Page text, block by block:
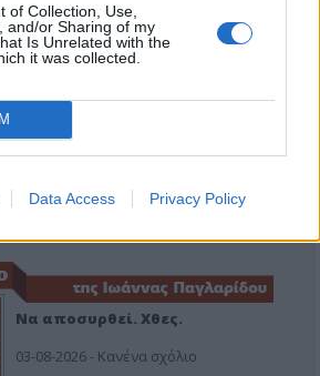
of Collection, Use,
and/or Sharing of my
Is Unrelated with the
it was collected.
Data Access Privacy Policy
ο ΣΥΡΙΖΑ και οι Κιλκισιώτες
26-07-2026 - Κανένα σχόλιο
Κιλκίς προς Χατζηδάκη: Στηρίξτε
11-06-2026 - Κανένα σχόλιο
Να αποσυρθεί. Χθες.
03-08-2026 - Κανένα σχόλιο